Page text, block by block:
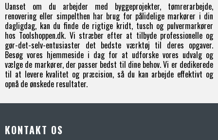
Uanset om du arbejder med byggeprojekter, tømrerarbejde,
renovering eller simpelthen har brug for pålidelige markører i din
dagligdag, kan du finde de rigtige kridt, tusch og pulvermarkører
hos Toolshoppen.dk. Vi stræber efter at tilbyde professionelle og
gør-det-selv-entusiaster det bedste værktøj til deres opgaver.
Besøg vores hjemmeside i dag for at udforske vores udvalg og
vælge de markører, der passer bedst til dine behov. Vi er dedikerede
til at levere kvalitet og præcision, så du kan arbejde effektivt og
opnå de ønskede resultater.
KONTAKT OS